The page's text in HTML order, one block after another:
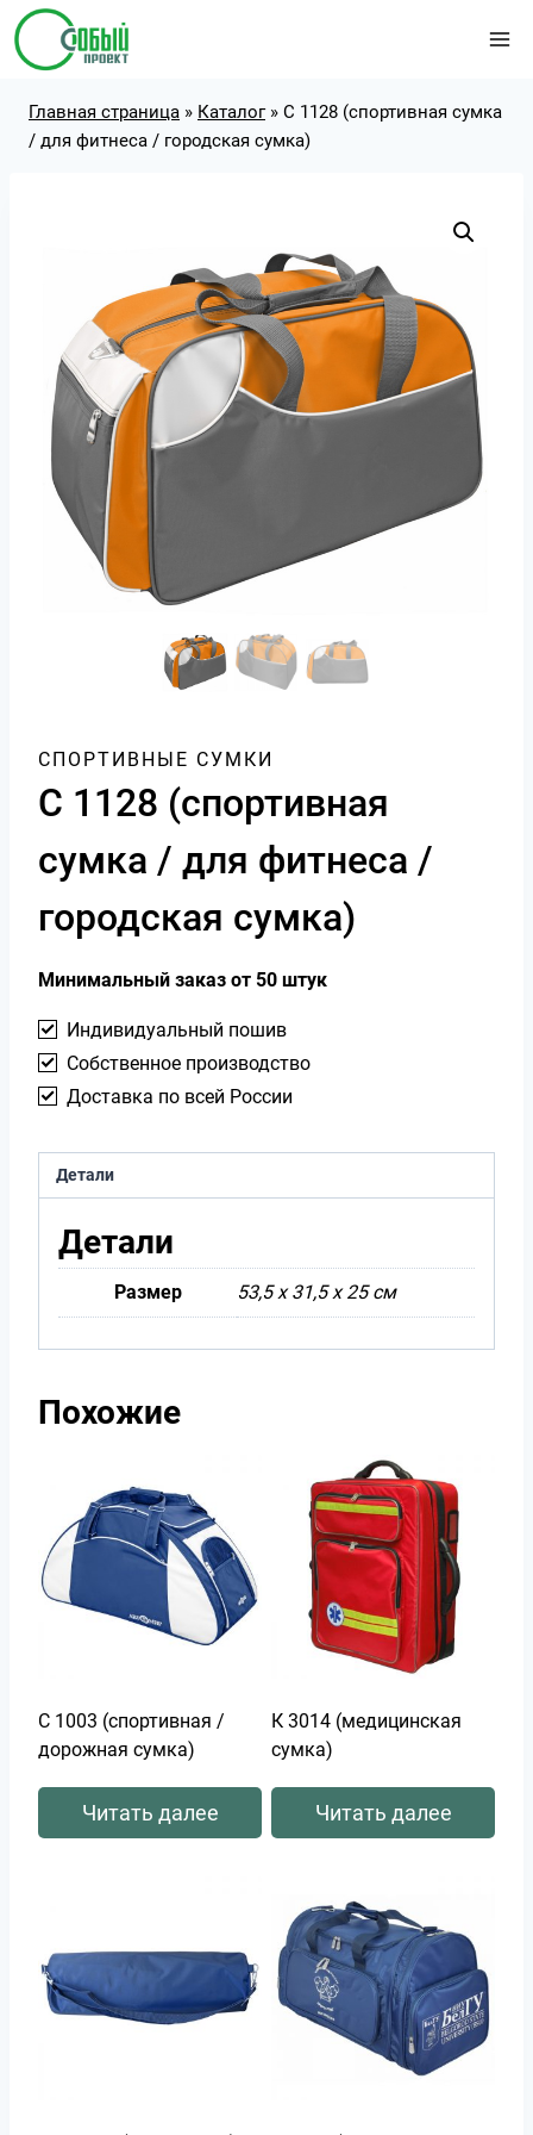
Перейти
содержимому
Главная страница » Каталог» С 1128 (спортивная сумка
/ для фитнеса / городская сумка)
СПОРТИВНЫЕ СУМКИ
С 1128 (спортивная
сумка / для фитнеса /
городская сумка)
Минимальный заказ от 50 штук
Индивидуальный пошив
Собственное производство
Доставка по всей России
Детали
Детали
Размер 53,5 х 31,5 х 25 см
Похожие
С 1003 (спортивная /
дорожная сумка)
Читать далее
К 3014 (медицинская
сумка)
Читать далее